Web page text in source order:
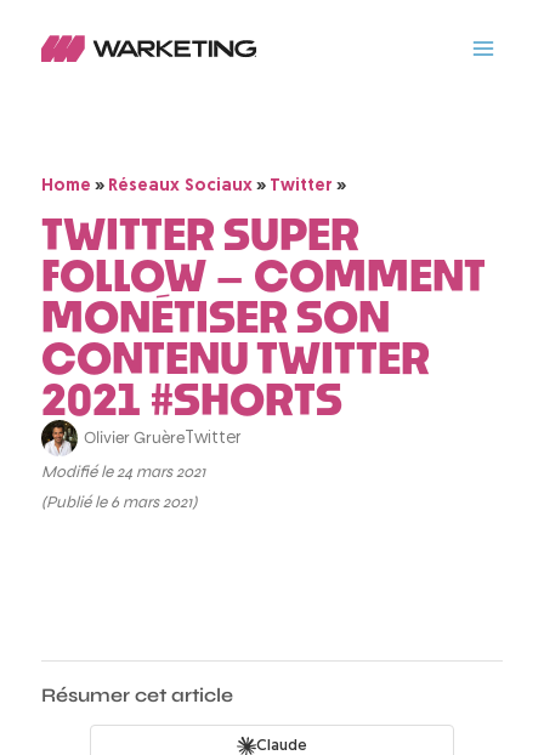
Home » Réseaux Sociaux » Twitter »
TWITTER SUPER
FOLLOW – COMMENT
MONÉTISER SON
CONTENU TWITTER
2021 #SHORTS
Olivier Gruère Twitter
Modifié le 24 mars 2021
(Publié le 6 mars 2021)
Résumer cet article
Claude